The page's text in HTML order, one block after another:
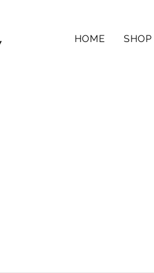
HOME SHOP